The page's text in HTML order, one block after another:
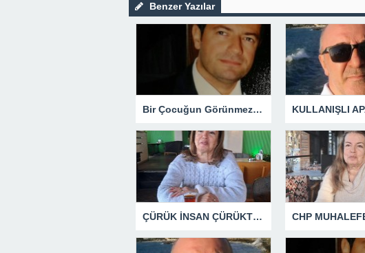
Benzer Yazılar
Bir Çocuğun Görünmez Yaraları – 42 “Kırık Şehirlerin Çocukları”
ÇÜRÜK İNSAN ÇÜRÜKTÜR